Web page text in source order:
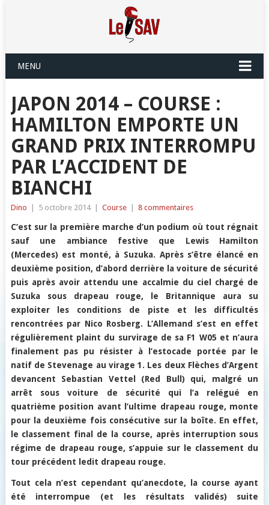
MENU
JAPON 2014 – COURSE :
HAMILTON EMPORTE UN
GRAND PRIX INTERROMPU
PAR L’ACCIDENT DE
BIANCHI
Dino 5 octobre 2014 Course 8 commentaires
C’est sur la première marche d’un podium où tout régnait
sauf une ambiance festive que Lewis Hamilton
(Mercedes) est monté, à Suzuka. Après s’être élancé en
deuxième position, d’abord derrière la voiture de sécurité
puis après avoir attendu une accalmie du ciel chargé de
Suzuka sous drapeau rouge, le Britannique aura su
exploiter les conditions de piste et les difficultés
rencontrées par Nico Rosberg. L’Allemand s’est en effet
régulièrement plaint du survirage de sa F1 W05 et n’aura
finalement pas pu résister à l’estocade portée par le
natif de Stevenage au virage 1. Les deux Flèches d’Argent
devancent Sebastian Vettel (Red Bull) qui, malgré un
arrêt sous voiture de sécurité qui l’a relégué en
quatrième position avant l’ultime drapeau rouge, monte
pour la deuxième fois consécutive sur la boîte. En effet,
le classement final de la course, après interruption sous
régime de drapeau rouge, s’appuie sur le classement du
tour précédent ledit drapeau rouge.
Tout cela n’est cependant qu’anecdote, la course ayant
été interrompue (et les résultats validés) suite